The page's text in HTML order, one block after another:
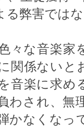
る弊害では
々な音楽
関係ないと
音楽に求め
わされ、無
かなくなっ